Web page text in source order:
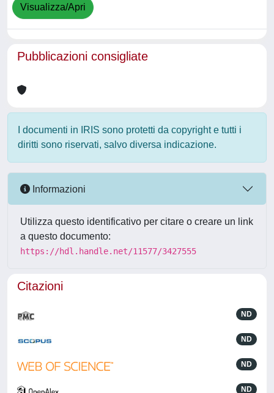
Visualizza/Apri
Pubblicazioni consigliate
I documenti in IRIS sono protetti da copyright e tutti i
diritti sono riservati, salvo diversa indicazione.
Informazioni
Utilizza questo identificativo per citare o creare un link
a questo documento:
https://hdl.handle.net/11577/3427555
Citazioni
ND
ND
ND
ND